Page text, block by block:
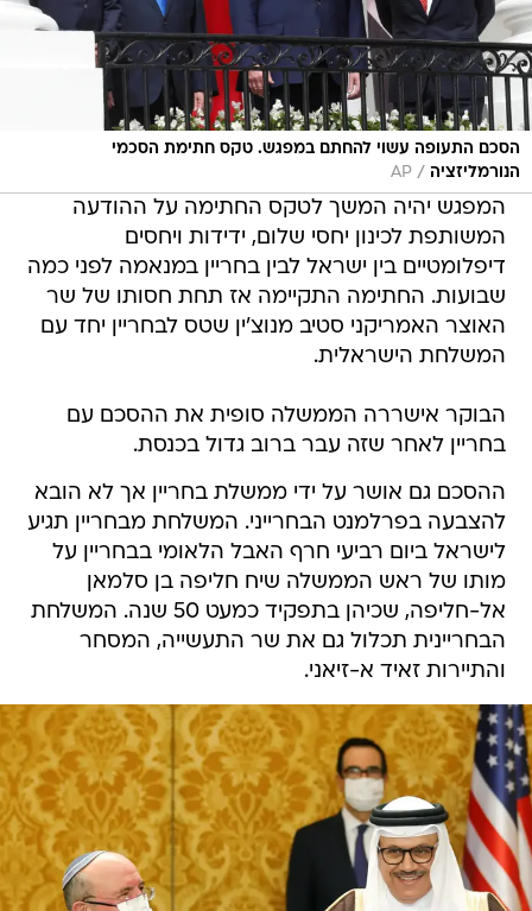
הסכם התעופה עשוי להחתם במפגש. טקס חתימת הסכמי
הנורמליזציה /
AP
המפגש יהיה המשך לטקס החתימה על ההודעה
המשותפת לכינון יחסי שלום, ידידות ויחסים
דיפלומטיים בין ישראל לבין בחריין במנאמה לפני כמה
שבועות. החתימה התקיימה אז תחת חסותו של שר
האוצר האמריקני סטיב מנוצ'ין שטס לבחריין יחד עם
המשלחת הישראלית.
הבוקר אישררה הממשלה סופית את ההסכם עם
בחריין לאחר שזה עבר ברוב גדול בכנסת.
ההסכם גם אושר על ידי ממשלת בחריין אך לא הובא
להצבעה בפרלמנט הבחרייני. המשלחת מבחריין תגיע
לישראל ביום רביעי חרף האבל הלאומי בבחריין על
מותו של ראש הממשלה שיח חליפה בן סלמאן
אל-חליפה, שכיהן בתפקיד כמעט 50 שנה. המשלחת
הבחריינית תכלול גם את שר התעשייה, המסחר
והתיירות זאיד א-זיאני.